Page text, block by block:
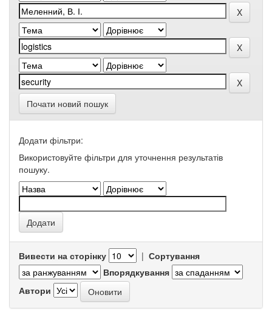
Почати новий пошук
Додати фільтри:
Використовуйте фільтри для уточнення результатів
пошуку.
Вивести на сторінку | Сортування
Впорядкування
Автори